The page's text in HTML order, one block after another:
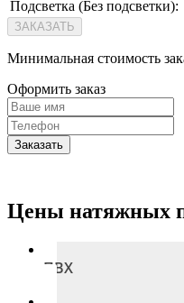
Подсветка (Без подсветки):
ЗАКАЗАТЬ
Минимальная стоимость
Оформить заказ
Заказать
Цены натяжных
ПВХ